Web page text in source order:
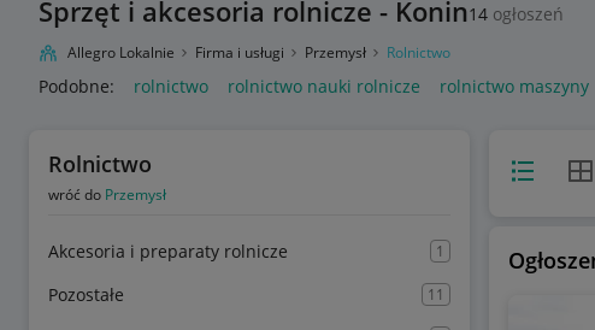
Sprzęt i akcesoria rolnicze - Konin14 ogłoszeń
Allegro Lokalnie Firma i usługi Przemysł Rolnictwo
Podobne: rolnictwo rolnictwo nauki rolnicze rolnictwo maszyny
Rolnictwo
wróć do Przemysł
Akcesoria i preparaty rolnicze 1
Pozostałe 11
Widok listy